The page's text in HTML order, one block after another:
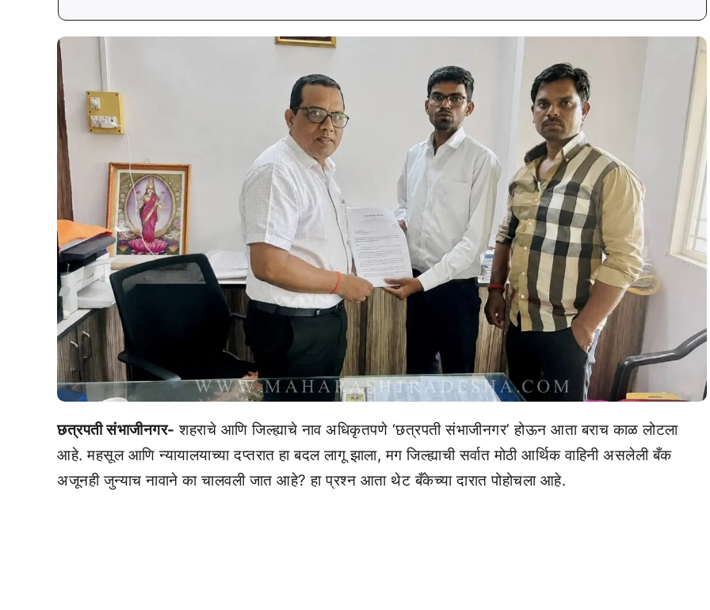
छत्रपती संभाजीनगर- शहराचे आणि जिल्ह्याचे नाव अधिकृतपणे ‘छत्रपती संभाजीनगर’ होऊन आता बराच काळ लोटला
आहे. महसूल आणि न्यायालयाच्या दप्तरात हा बदल लागू झाला, मग जिल्ह्याची सर्वात मोठी आर्थिक वाहिनी असलेली बँक
अजूनही जुन्याच नावाने का चालवली जात आहे? हा प्रश्न आता थेट बँकेच्या दारात पोहोचला आहे.